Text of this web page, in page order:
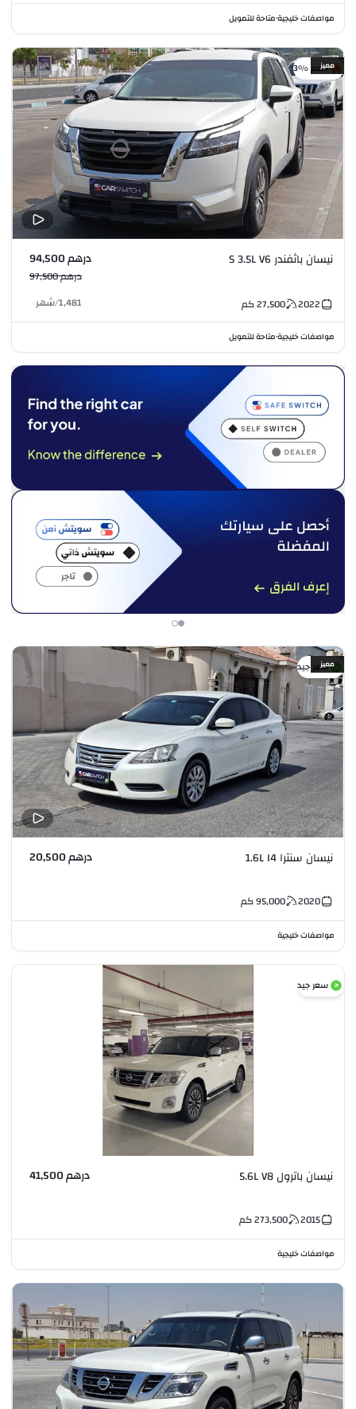
مواصفات خليجية•متاحة للتمويل
خصم %3مميز
نيسان باثفندر S 3.5L V6 درهم 94,500
درهم 97,500
2022
27,500كم 1,481
/شهر
مواصفات خليجية•متاحة للتمويل
سعر جيدمميز
نيسان سنترا 1.6L I4 درهم 20,500
2020
95,000كم
مواصفات خليجية
سعر جيد
نيسان باترول 5.6L V8 درهم 41,500
2015
273,500كم
مواصفات خليجية